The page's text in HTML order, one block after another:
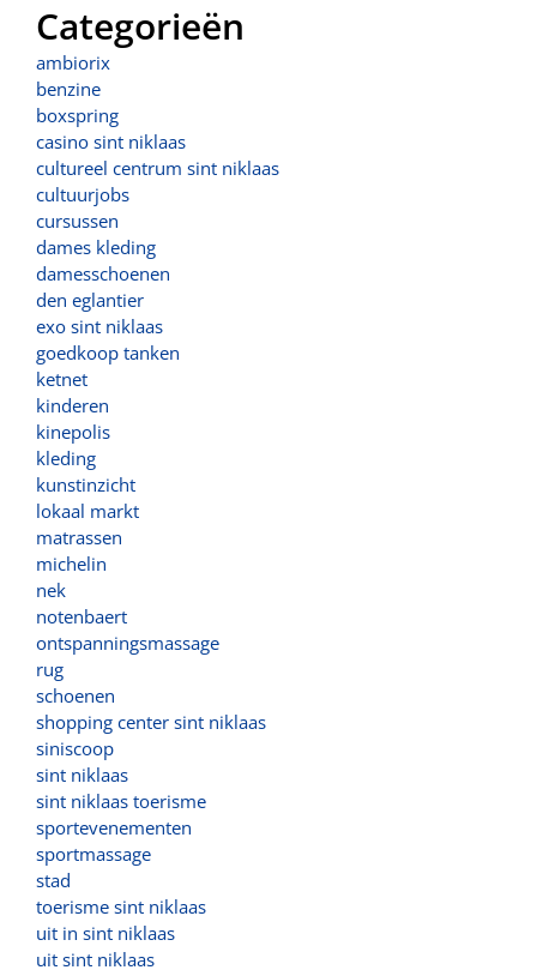
Categorieën
ambiorix
benzine
boxspring
casino sint niklaas
cultureel centrum sint niklaas
cultuurjobs
cursussen
dames kleding
damesschoenen
den eglantier
exo sint niklaas
goedkoop tanken
ketnet
kinderen
kinepolis
kleding
kunstinzicht
lokaal markt
matrassen
michelin
nek
notenbaert
ontspanningsmassage
rug
schoenen
shopping center sint niklaas
siniscoop
sint niklaas
sint niklaas toerisme
sportevenementen
sportmassage
stad
toerisme sint niklaas
uit in sint niklaas
uit sint niklaas